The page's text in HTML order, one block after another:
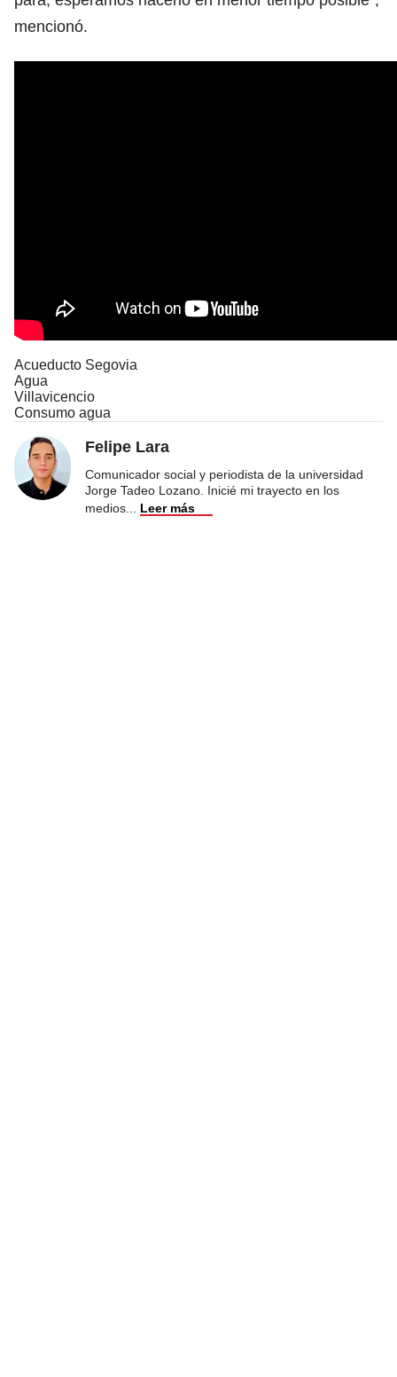
mencionó.
Acueducto Segovia
Agua
Villavicencio
Consumo agua
Felipe Lara
Comunicador social y periodista de la universidad
Jorge Tadeo Lozano. Inicié mi trayecto en los
medios
Leer más